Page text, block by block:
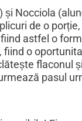
Nocciola
de o
astfel o
o
flaconul
pasul